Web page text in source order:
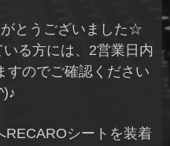
とうございました☆
る方には、2営業日内
すのでご確認ください
RECAROシートを装着